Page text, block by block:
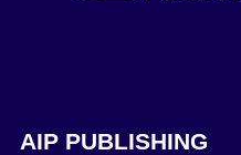
AIP PUBLISHING